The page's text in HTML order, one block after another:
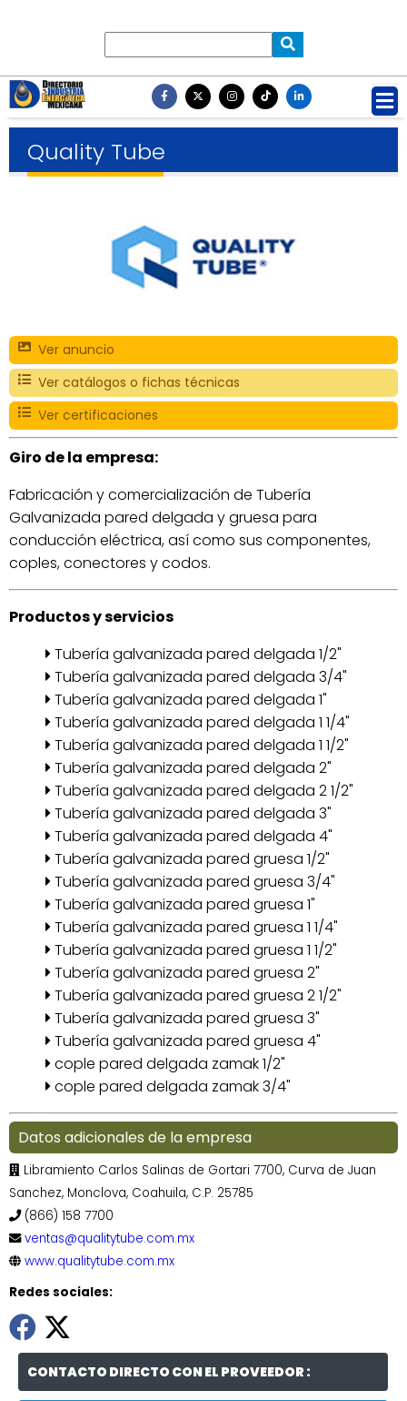
Quality Tube
Ver anuncio
Ver catálogos o fichas técnicas
Ver certificaciones
Giro de la empresa:
Fabricación y comercialización de Tubería
Galvanizada pared delgada y gruesa para
conducción eléctrica, así como sus componentes,
coples, conectores y codos.
Productos y servicios
Tubería galvanizada pared delgada 1/2"
Tubería galvanizada pared delgada 3/4"
Tubería galvanizada pared delgada 1"
Tubería galvanizada pared delgada 1 1/4"
Tubería galvanizada pared delgada 1 1/2"
Tubería galvanizada pared delgada 2"
Tubería galvanizada pared delgada 2 1/2"
Tubería galvanizada pared delgada 3"
Tubería galvanizada pared delgada 4"
Tubería galvanizada pared gruesa 1/2"
Tubería galvanizada pared gruesa 3/4"
Tubería galvanizada pared gruesa 1"
Tubería galvanizada pared gruesa 1 1/4"
Tubería galvanizada pared gruesa 1 1/2"
Tubería galvanizada pared gruesa 2"
Tubería galvanizada pared gruesa 2 1/2"
Tubería galvanizada pared gruesa 3"
Tubería galvanizada pared gruesa 4"
cople pared delgada zamak 1/2"
cople pared delgada zamak 3/4"
Datos adicionales de la empresa
Libramiento Carlos Salinas de Gortari 7700, Curva de Juan
Sanchez, Monclova, Coahuila, C.P. 25785
(866) 158 7700
ventas@qualitytube.com.mx
www.qualitytube.com.mx
Redes sociales:
CONTACTO DIRECTO CON EL PROVEEDOR :